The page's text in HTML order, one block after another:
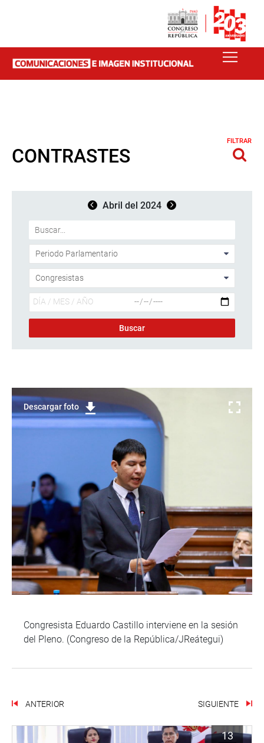
CONTRASTES
FILTRAR
Abril del 2024
Descargar foto
Congresista Eduardo Castillo interviene en la sesión
del Pleno. (Congreso de la República/JReátegui)
ANTERIOR SIGUIENTE
13